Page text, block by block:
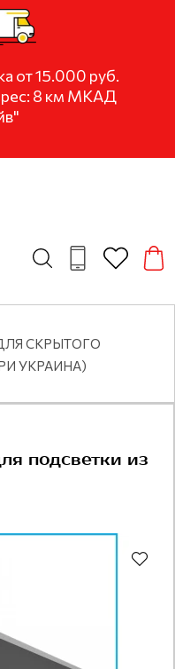
от 15.000 руб.
8 км МКАД
СКРЫТОГО
УКРАИНА)
подсветки из